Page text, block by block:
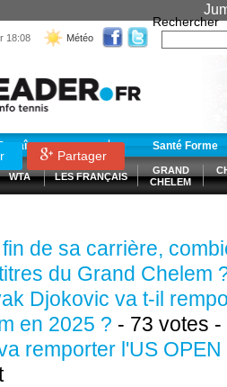
18:08 Météo
Rechercher
Santé Forme
WTA LES FRANÇAIS
GRAND
CHELEM
Partager
de sa carrière,
du Grand Chelem
Djokovic va t-il
en 2025 ? - 73 votes
remporter l'US